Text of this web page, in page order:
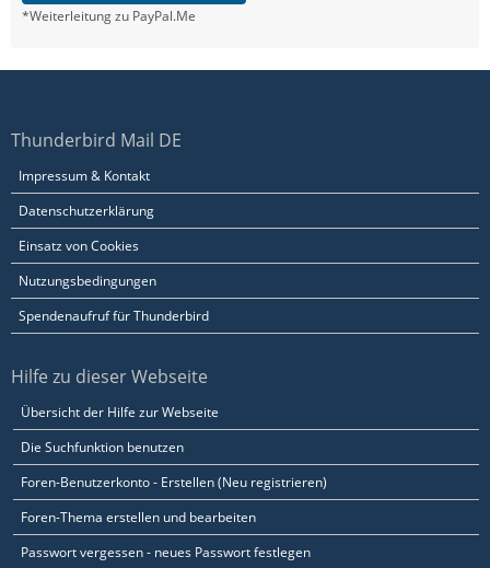
*Weiterleitung zu PayPal.Me
Thunderbird Mail DE
Impressum & Kontakt
Datenschutzerklärung
Einsatz von Cookies
Nutzungsbedingungen
Spendenaufruf für Thunderbird
Hilfe zu dieser Webseite
Übersicht der Hilfe zur Webseite
Die Suchfunktion benutzen
Foren-Benutzerkonto - Erstellen (Neu registrieren)
Foren-Thema erstellen und bearbeiten
Passwort vergessen - neues Passwort festlegen